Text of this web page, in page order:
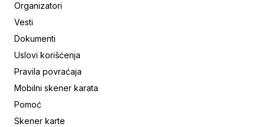
Organizatori
Vesti
Dokumenti
Uslovi korišćenja
Pravila povraćaja
Mobilni skener karata
Pomoć
Skener karte